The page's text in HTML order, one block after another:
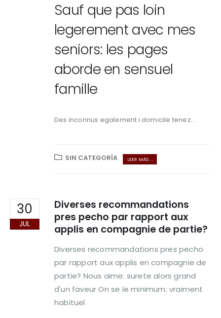
Sauf que pas loin
legerement avec mes
seniors: les pages
aborde en sensuel
famille
Des inconnus egalement i domicile tenez...
SIN CATEGORÍA LEER MÁS ...
30
JUL
Diverses recommandations
pres pecho par rapport aux
applis en compagnie de partie?
Diverses recommandations pres pecho
par rapport aux applis en compagnie de
partie? Nous aime: surete alors grand
d'un faveur On se le minimum: vraiment
habituel